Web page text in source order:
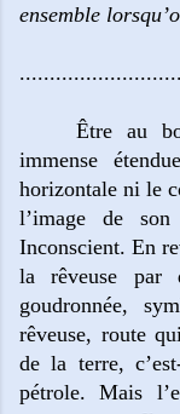
ensemble
Être au
immense
horizontale ni le
l’image de
Inconscient. En
la rêveuse par
goudronnée,
rêveuse, route
de la terre,
pétrole. Mais